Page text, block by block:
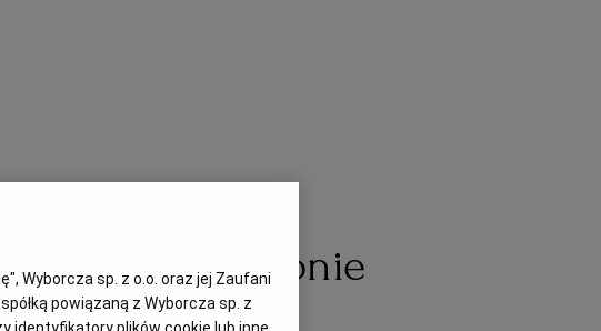
w bulionie
Wyborcza sp. z o.o. oraz jej Zaufani
powiązaną z Wyborcza sp. z